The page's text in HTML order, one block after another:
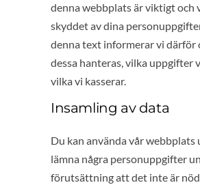
denna webbplats är viktigt och
skyddet av dina
denna text informerar vi därför
dessa hanteras, vilka uppgifter
vilka vi kasserar.
Insamling av data
Du kan använda vår webbplats
lämna några personuppgifter
förutsättning att det inte är